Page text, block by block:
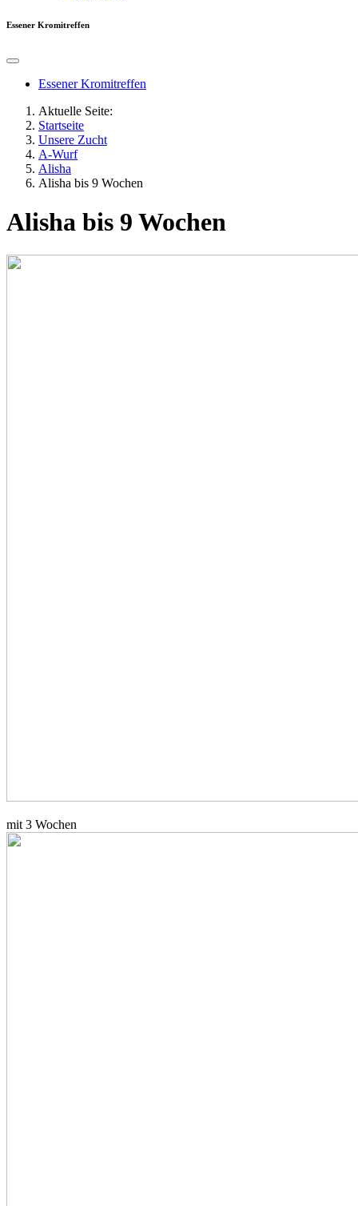
Essener Kromitreffen
Essener Kromitreffen
Aktuelle Seite:
Startseite
Unsere Zucht
A-Wurf
Alisha
Alisha bis 9 Wochen
Alisha bis 9 Wochen
mit 3 Wochen